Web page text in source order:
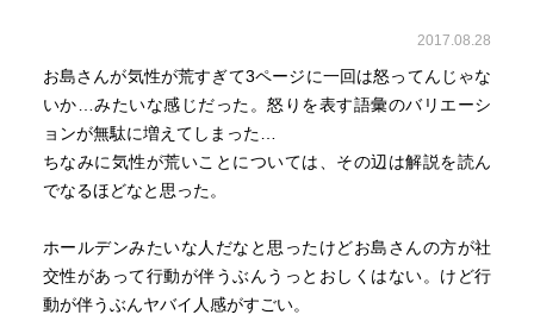
2017.08.28
お島さんが気性が荒すぎて3ページに一回は怒ってんじゃな
いか…みたいな感じだった。怒りを表す語彙のバリエーシ
ョンが無駄に増えてしまった…
ちなみに気性が荒いことについては、その辺は解説を読ん
でなるほどなと思った。
ホールデンみたいな人だなと思ったけどお島さんの方が社
交性があって行動が伴うぶんうっとおしくはない。けど行
動が伴うぶんヤバイ人感がすごい。